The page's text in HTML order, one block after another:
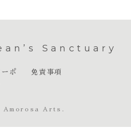
生を取り
則
Sanctuary
ポ
免責事項
Amorosa Arts.